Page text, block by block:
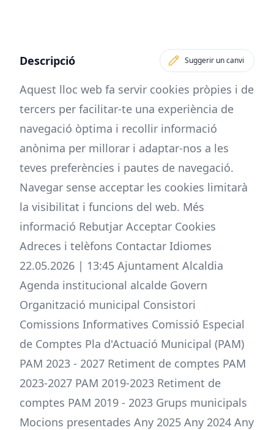
Descripció Suggerir un canvi
Aquest lloc web fa servir cookies pròpies i de
tercers per facilitar-te una experiència de
navegació òptima i recollir informació
anònima per millorar i adaptar-nos a les
teves preferències i pautes de navegació.
Navegar sense acceptar les cookies limitarà
la visibilitat i funcions del web. Més
informació Rebutjar Acceptar Cookies
Adreces i telèfons Contactar Idiomes
22.05.2026 | 13:45 Ajuntament Alcaldia
Agenda institucional alcalde Govern
Organització municipal Consistori
Comissions Informatives Comissió Especial
de Comptes Pla d'Actuació Municipal (PAM)
PAM 2023 - 2027 Retiment de comptes PAM
2023-2027 PAM 2019-2023 Retiment de
comptes PAM 2019 - 2023 Grups municipals
Mocions presentades Any 2025 Any 2024 Any